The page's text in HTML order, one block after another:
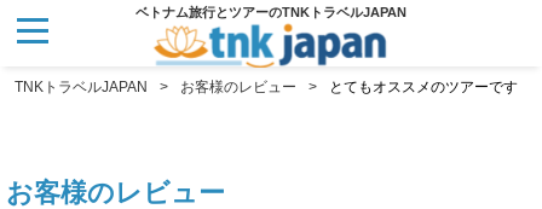
ベトナム旅行とツアーのTNKトラベルJAPAN
TNKトラベルJAPAN お客様のレビュー とてもオススメのツアーです
お客様のレビュー